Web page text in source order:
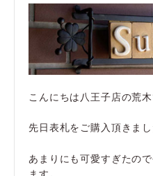
こんにちは八王子店の荒木
先日表札をご購入頂きま
あまりにも可愛すぎたの
ます。